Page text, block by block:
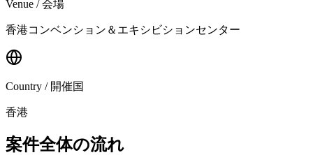
Venue / 会場
香港コンベンション＆エキシビションセンター
Country / 開催国
香港
案件全体の流れ